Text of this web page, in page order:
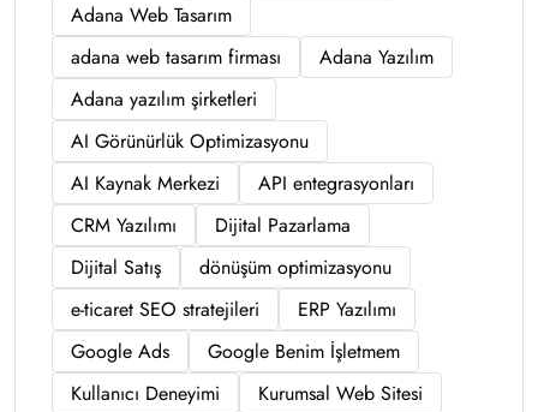
Adana Web Tasarım
adana web tasarım firması
Adana Yazılım
Adana yazılım şirketleri
AI Görünürlük Optimizasyonu
AI Kaynak Merkezi
API entegrasyonları
CRM Yazılımı
Dijital Pazarlama
Dijital Satış
dönüşüm optimizasyonu
e-ticaret SEO stratejileri
ERP Yazılımı
Google Ads
Google Benim İşletmem
Kullanıcı Deneyimi
Kurumsal Web Sitesi